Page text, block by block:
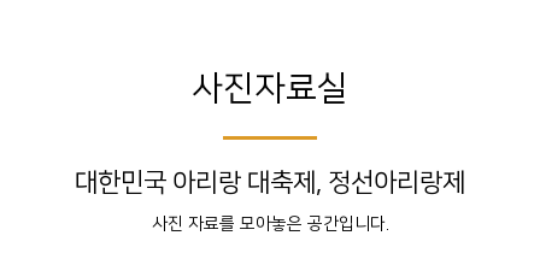
사진자료실
대한민국 아리랑 대축제, 정선아리랑제
사진 자료를 모아놓은 공간입니다.